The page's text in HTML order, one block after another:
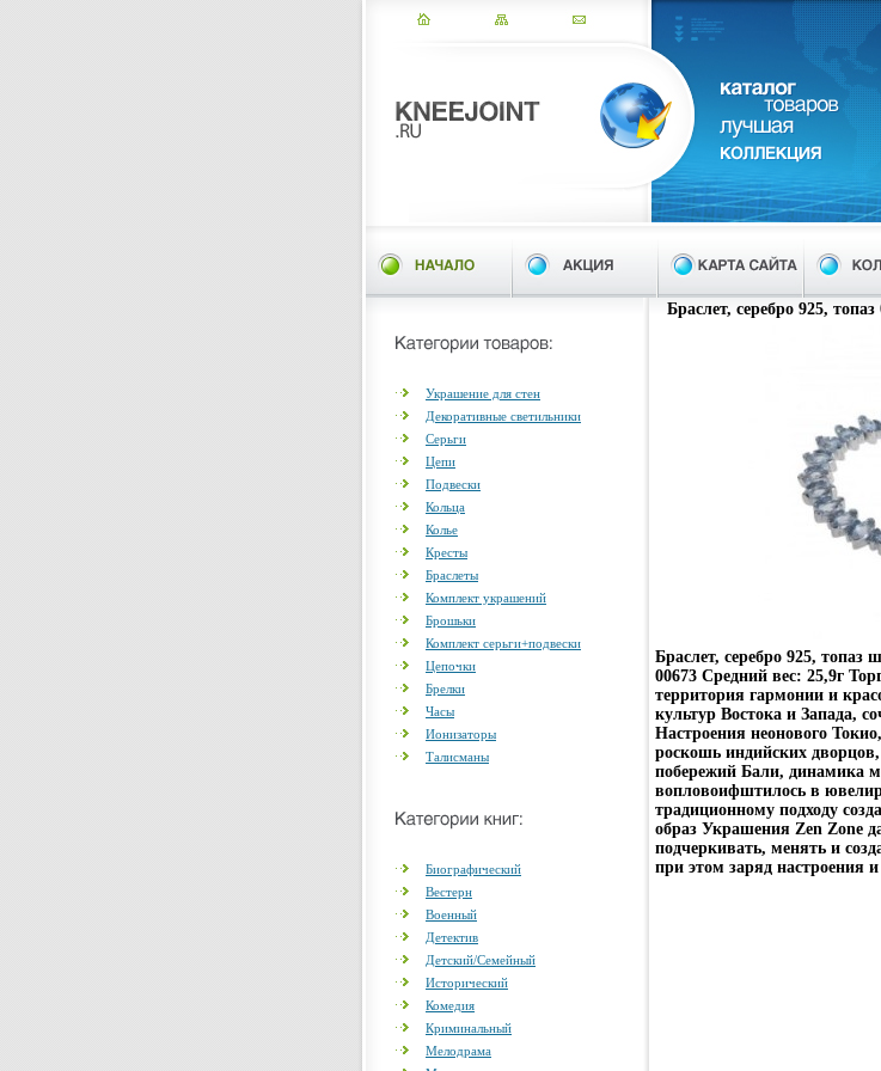
Украшение для стен
Декоративные светильники
Серьги
Цепи
Подвески
Кольца
Колье
Кресты
Браслеты
Комплект украшений
Брошьки
Комплект серьги+подвески
Цепочки
Брелки
Часы
Ионизаторы
Талисманы
Биографический
Вестерн
Военный
Детектив
Детский/Семейный
Исторический
Комедия
Криминальный
Мелодрама
Браслет, серебро 925,
Браслет, серебро 925,
00673 Средний вес: 25,9г
территория гармонии и
культур Востока и Запада,
Настроения неонового
роскошь индийских
побережий Бали, динамика
вопловоифштилось в
традиционному подходу
образ Украшения Zen Zone
подчеркивать, менять и
при этом заряд настроения